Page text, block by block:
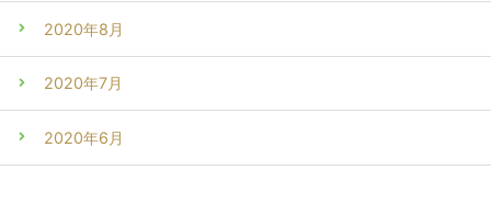
2020年8月
2020年7月
2020年6月